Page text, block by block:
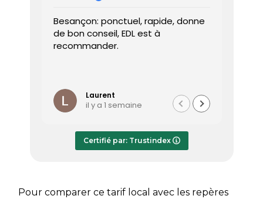
Besançon: ponctuel, rapide, donne
de bon conseil, EDL est à
recommander.
Laurent
il y a 1 semaine
Certifié par: Trustindex
Pour comparer ce tarif local avec les repères